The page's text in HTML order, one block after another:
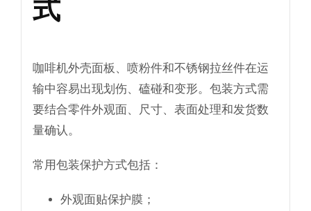
式
咖啡机外壳面板、喷粉件和不锈钢拉丝件在运
输中容易出现划伤、磕碰和变形。包装方式需
要结合零件外观面、尺寸、表面处理和发货数
量确认。
常用包装保护方式包括：
外观面贴保护膜；